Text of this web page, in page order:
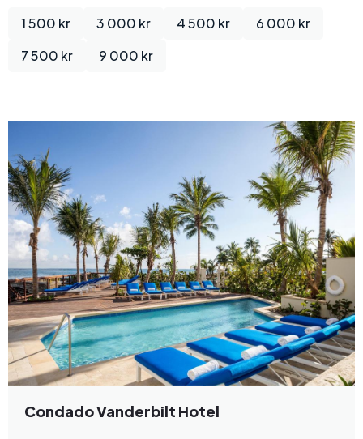
1 500 kr
3 000 kr 4 500 kr
6 000 kr
7 500 kr
9 000 kr
Condado Vanderbilt Hotel